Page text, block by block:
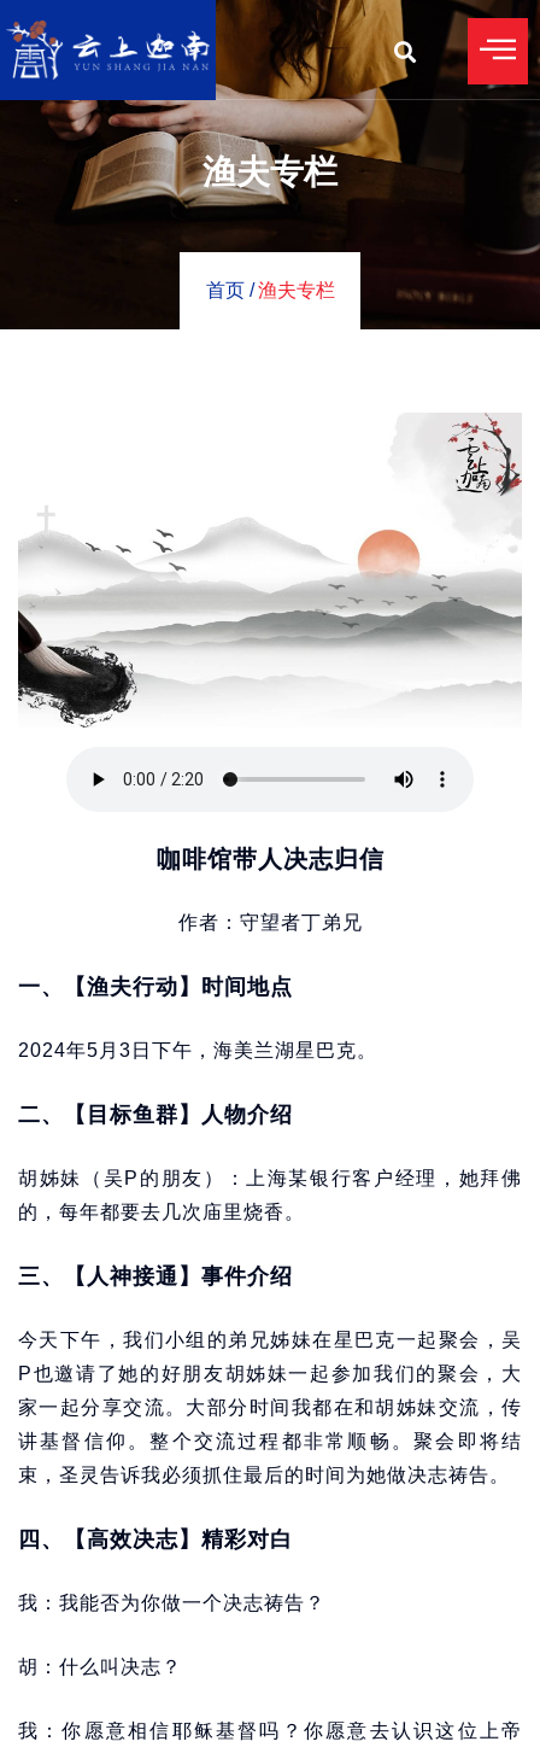
渔夫专栏
首页 / 渔夫专栏
咖啡馆带人决志归信
作者：守望者丁弟兄
一、【渔夫行动】时间地点
2024年5月3日下午，海美兰湖星巴克。
二、【目标鱼群】人物介绍
胡姊妹（吴P的朋友）：上海某银行客户经理，她拜佛
的，每年都要去几次庙里烧香。
三、【人神接通】事件介绍
今天下午，我们小组的弟兄姊妹在星巴克一起聚会，吴
P也邀请了她的好朋友胡姊妹一起参加我们的聚会，大
家一起分享交流。大部分时间我都在和胡姊妹交流，传
讲基督信仰。整个交流过程都非常顺畅。聚会即将结
束，圣灵告诉我必须抓住最后的时间为她做决志祷告。
四、【高效决志】精彩对白
我：我能否为你做一个决志祷告？
胡：什么叫决志？
我：你愿意相信耶稣基督吗？你愿意去认识这位上帝